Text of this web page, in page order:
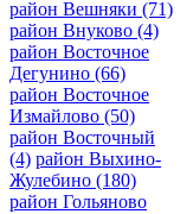
район Вешняки (71)
район Внуково (4)
район Восточное
Дегунино (66)
район Восточное
Измайлово (50)
район Восточный
(4) район Выхино-
Жулебино (180)
район Гольяново